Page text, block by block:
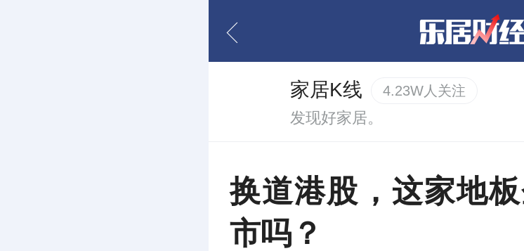
家居K线 4.23W人关注
发现好家居。
换道港股，这家地
市吗？